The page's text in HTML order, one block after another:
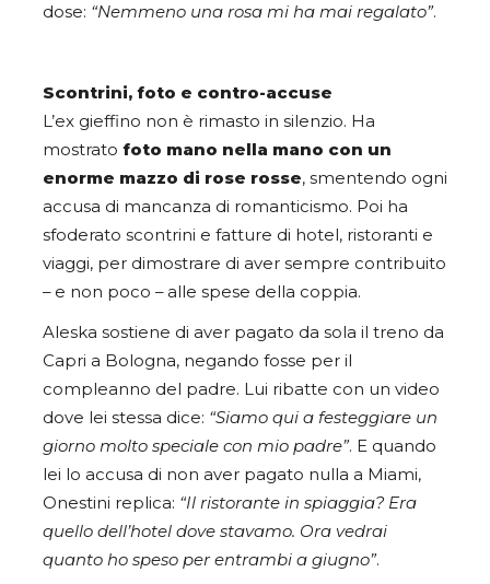
dose: “Nemmeno una rosa mi ha mai regalato”.
Scontrini, foto e contro-accuse
L’ex gieffino non è rimasto in silenzio. Ha
mostrato foto mano nella mano con un
enorme mazzo di rose rosse, smentendo ogni
accusa di mancanza di romanticismo. Poi ha
sfoderato scontrini e fatture di hotel, ristoranti e
viaggi, per dimostrare di aver sempre contribuito
– e non poco – alle spese della coppia.
Aleska sostiene di aver pagato da sola il treno da
Capri a Bologna, negando fosse per il
compleanno del padre. Lui ribatte con un video
dove lei stessa dice: “Siamo qui a festeggiare un
giorno molto speciale con mio padre”. E quando
lei lo accusa di non aver pagato nulla a Miami,
Onestini replica: “Il ristorante in spiaggia? Era
quello dell’hotel dove stavamo. Ora vedrai
quanto ho speso per entrambi a giugno”.